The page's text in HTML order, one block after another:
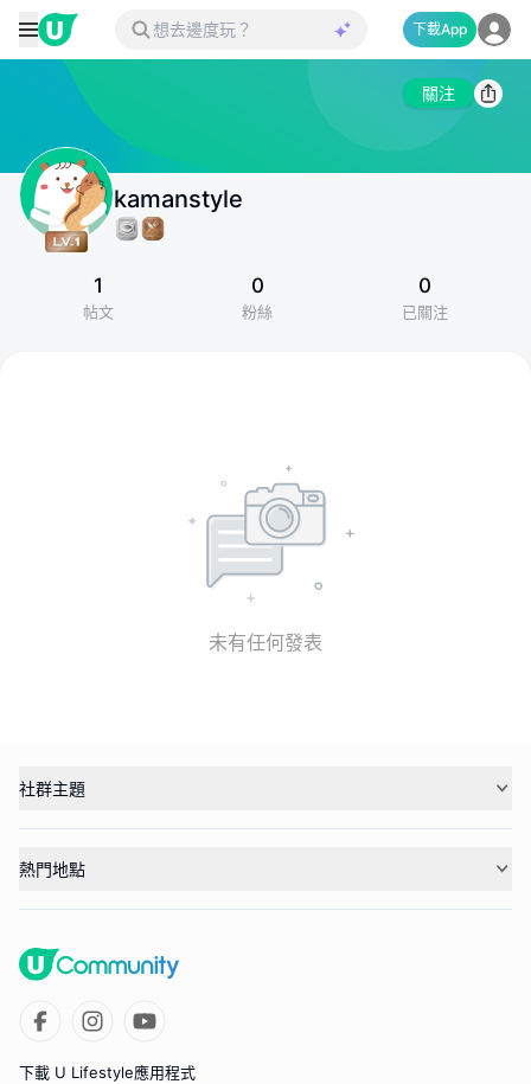
下載App
關注
kamanstyle
1
帖文
0
粉絲
0
已關注
未有任何發表
社群主題
熱門地點
下載 U Lifestyle應用程式